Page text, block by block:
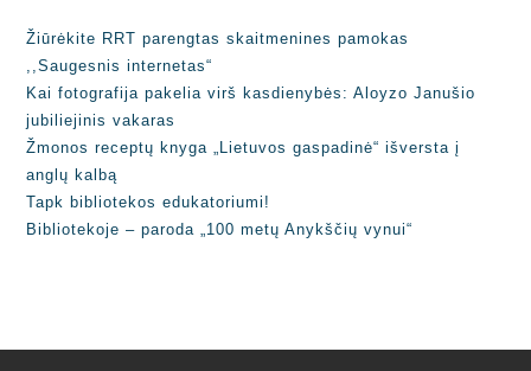
Žiūrėkite RRT parengtas skaitmenines pamokas
,,Saugesnis internetas“
Kai fotografija pakelia virš kasdienybės: Aloyzo Janušio
jubiliejinis vakaras
Žmonos receptų knyga „Lietuvos gaspadinė“ išversta į
anglų kalbą
Tapk bibliotekos edukatoriumi!
Bibliotekoje – paroda „100 metų Anykščių vynui“